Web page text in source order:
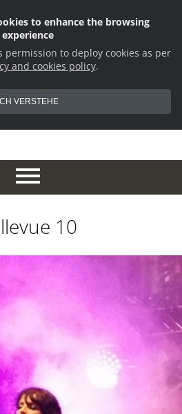
10
to enhance the browsing
experience
permission to deploy cookies as per
and cookies policy.
ICH VERSTEHE